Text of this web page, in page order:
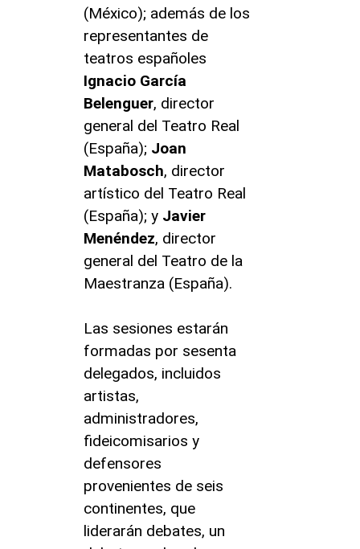
(México); además de los
representantes de
teatros españoles
Ignacio García
Belenguer, director
general del Teatro Real
(España); Joan
Matabosch, director
artístico del Teatro Real
(España); y Javier
Menéndez, director
general del Teatro de la
Maestranza (España).
Las sesiones estarán
formadas por sesenta
delegados, incluidos
artistas,
administradores,
fideicomisarios y
defensores
provenientes de seis
continentes, que
liderarán debates, un